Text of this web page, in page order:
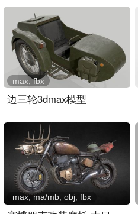
边三轮3dmax模型
max, fbx
max, ma/mb, obj, fbx